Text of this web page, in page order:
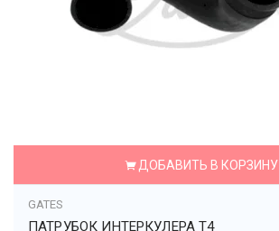
ДОБАВИТЬ В КОРЗИНУ
GATES
ПАТРУБОК ИНТЕРКУЛЕРА T4